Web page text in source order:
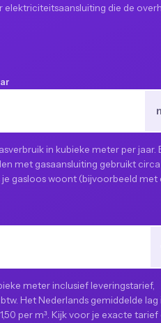
elektriciteitsaansluiting die de
in kubieke meter per jaar.
met gasaansluiting gebruikt circa
je gasloos woont (bijvoorbeeld met
meter inclusief leveringstarief,
Het Nederlands gemiddelde lag
per m³. Kijk voor je exacte tarief